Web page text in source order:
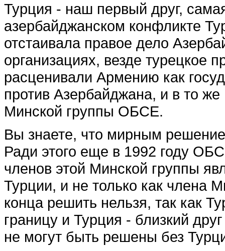
Турция - наш первый друг,
азербайджанском конфликте
отстаивала правое дело
организациях, везде турецкое
расценивали Армению как
против Азербайджана, и в то
Минской группы ОБСЕ.
Вы знаете, что мирным
Ради этого еще в 1992 году
членов этой Минской группы
Турции, и не только как члена
конца решить нельзя, так как
границу и Турция - близкий
не могут быть решены без